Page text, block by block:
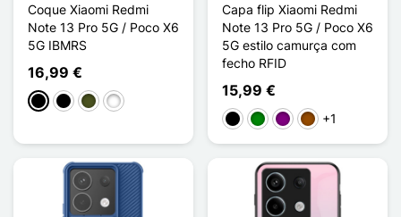
Coque Xiaomi Redmi
Note 13 Pro 5G / Poco X6
5G IBMRS
16,99 €
Noir Transparent
Noir MatGrille Camouflage
Camouflage Artistique
Capa flip Xiaomi Redmi
Note 13 Pro 5G / Poco X6
5G estilo camurça com
fecho RFID
15,99 €
PretoVerdePúrpuraCastanho
+1